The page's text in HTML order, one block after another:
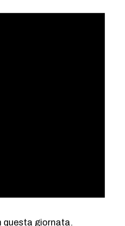
questa giornata.